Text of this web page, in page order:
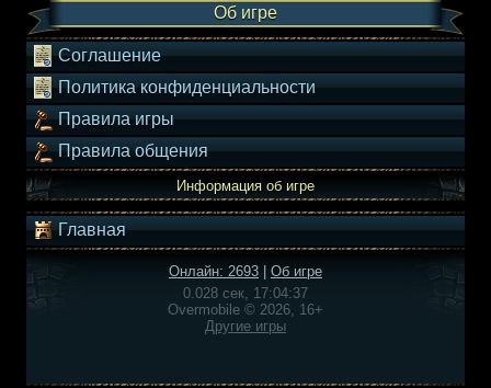
Об игре
Соглашение
Политика конфиденциальности
Правила игры
Правила общения
Информация об игре
Главная
Онлайн: 2693
Об игре
0.028 сек, 17:04:37
Overmobile © 2026, 16+
Другие игры